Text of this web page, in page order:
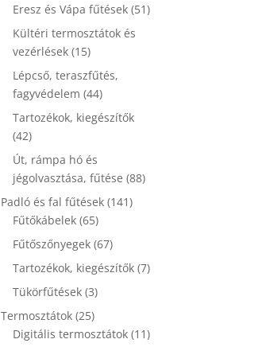
Eresz és Vápa fűtések (51)
Kültéri termosztátok és
vezérlések (15)
Lépcső, teraszfűtés,
fagyvédelem (44)
Tartozékok, kiegészítők
(42)
Út, rámpa hó és
jégolvasztása, fűtése (88)
Padló és fal fűtések (141)
Fűtőkábelek (65)
Fűtőszőnyegek (67)
Tartozékok, kiegészítők (7)
Tükörfűtések (3)
Termosztátok (25)
Digitális termosztátok (11)